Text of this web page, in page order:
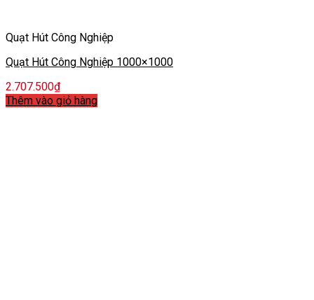
Quạt Hút Công Nghiệp
Quạt Hút Công Nghiệp 1000×1000
2.707.500₫
Thêm vào giỏ hàng